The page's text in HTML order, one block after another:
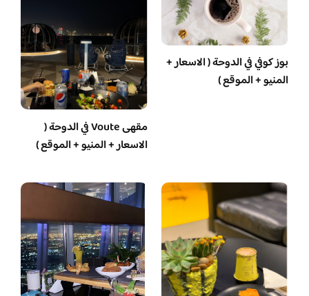
بوز كوفي في الدوحة ( الاسعار +
المنيو + الموقع )
مقهى Voute في الدوحة (
الاسعار + المنيو + الموقع )